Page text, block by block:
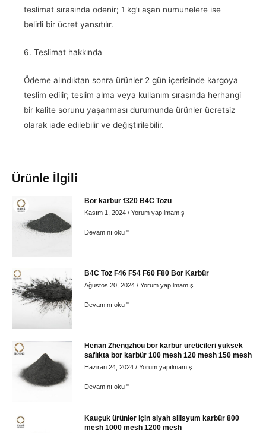
teslimat sırasında ödenir; 1 kg’ı aşan numunelere ise
belirli bir ücret yansıtılır.
6. Teslimat hakkında
Ödeme alındıktan sonra ürünler 2 gün içerisinde kargoya
teslim edilir; teslim alma veya kullanım sırasında herhangi
bir kalite sorunu yaşanması durumunda ürünler ücretsiz
olarak iade edilebilir ve değiştirilebilir.
Ürünle İlgili
Bor karbür f320 B4C Tozu
Kasım 1, 2024 Yorum yapılmamış
Devamını oku "
B4C Toz F46 F54 F60 F80 Bor Karbür
Ağustos 20, 2024 Yorum yapılmamış
Devamını oku "
Henan Zhengzhou bor karbür üreticileri yüksek
saflıkta bor karbür 100 mesh 120 mesh 150 mesh
Haziran 24, 2024 Yorum yapılmamış
Devamını oku "
Kauçuk ürünler için siyah silisyum karbür 800
mesh 1000 mesh 1200 mesh